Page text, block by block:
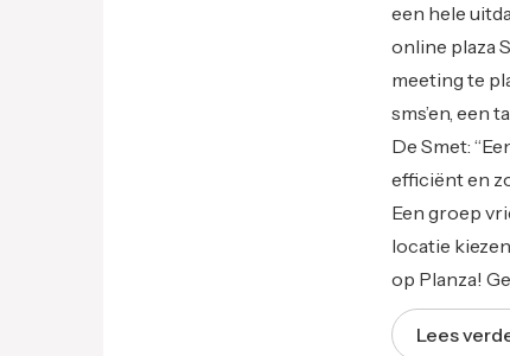
een hele
online plaza
meeting te
sms’en, een
De Smet:
efficiënt en
Een groep
locatie
op Planza!
Lees